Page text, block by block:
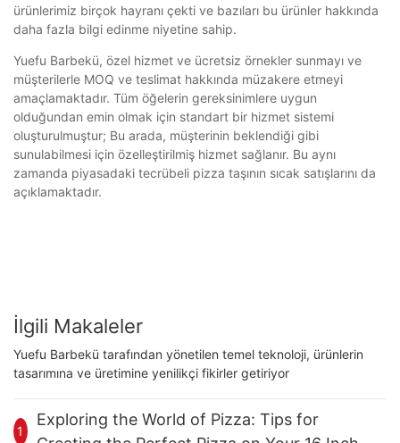
ürünlerimiz birçok hayranı çekti ve bazıları bu ürünler hakkında
daha fazla bilgi edinme niyetine sahip.
Yuefu Barbekü, özel hizmet ve ücretsiz örnekler sunmayı ve
müşterilerle MOQ ve teslimat hakkında müzakere etmeyi
amaçlamaktadır. Tüm öğelerin gereksinimlere uygun
olduğundan emin olmak için standart bir hizmet sistemi
oluşturulmuştur; Bu arada, müşterinin beklendiği gibi
sunulabilmesi için özelleştirilmiş hizmet sağlanır. Bu aynı
zamanda piyasadaki tecrübeli pizza taşının sıcak satışlarını da
açıklamaktadır.
İlgili Makaleler
Yuefu Barbekü tarafından yönetilen temel teknoloji, ürünlerin
tasarımına ve üretimine yenilikçi fikirler getiriyor
1
Exploring the World of Pizza: Tips for